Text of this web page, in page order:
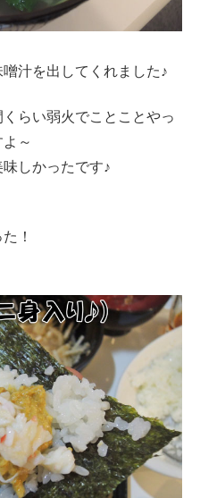
汁を出してくれました♪
らい弱火でことことやっ
～
しかったです♪
！